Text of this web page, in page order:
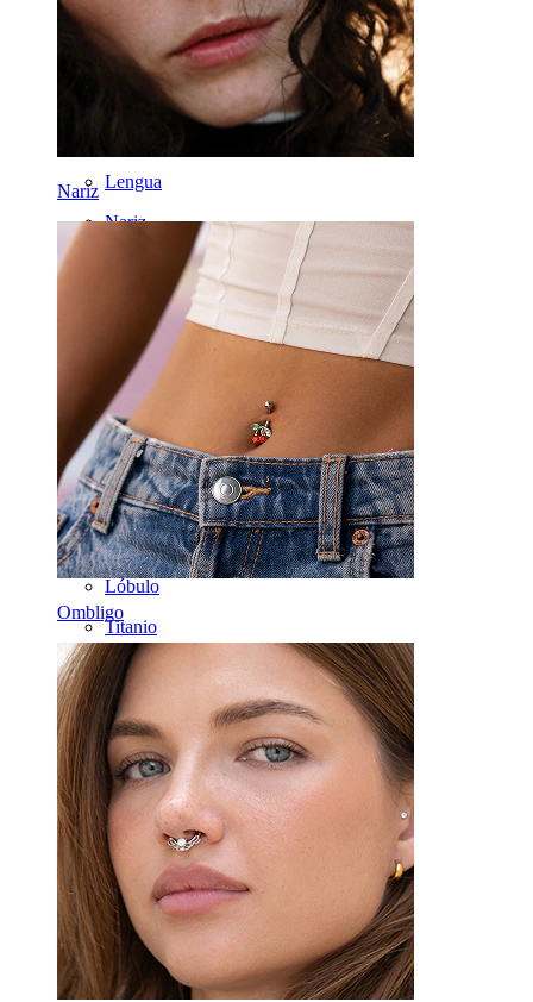
Nariz
Ombligo
Septum
Oro 14K
Fake Piercings
Lengua
Nariz
Rook
Daith
Herraduras
Aros
Herramientas
Bananas
Lóbulo
Titanio